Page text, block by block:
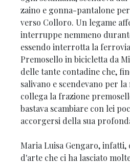
zaino e gonna-pantalone
verso Colloro. Un legame
interruppe nemmeno
essendo interrotta la
Premosello in bicicletta da
delle tante contadine che,
salivano e scendevano per
collega la frazione
bastava scambiare con lei
accorgersi della sua
Maria Luisa Gengaro, infatti,
d'arte che ci ha lasciato